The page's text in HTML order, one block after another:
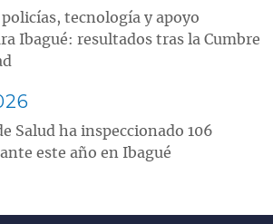
policías, tecnología y apoyo
Ibagué: resultados tras la Cumbre
Salud ha inspeccionado 106
este año en Ibagué